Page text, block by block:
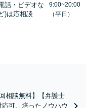
話・ビデオな
)は応相談
9:00~20:00
（平日）
相談無料】【弁護士
可。培ったノウハウ